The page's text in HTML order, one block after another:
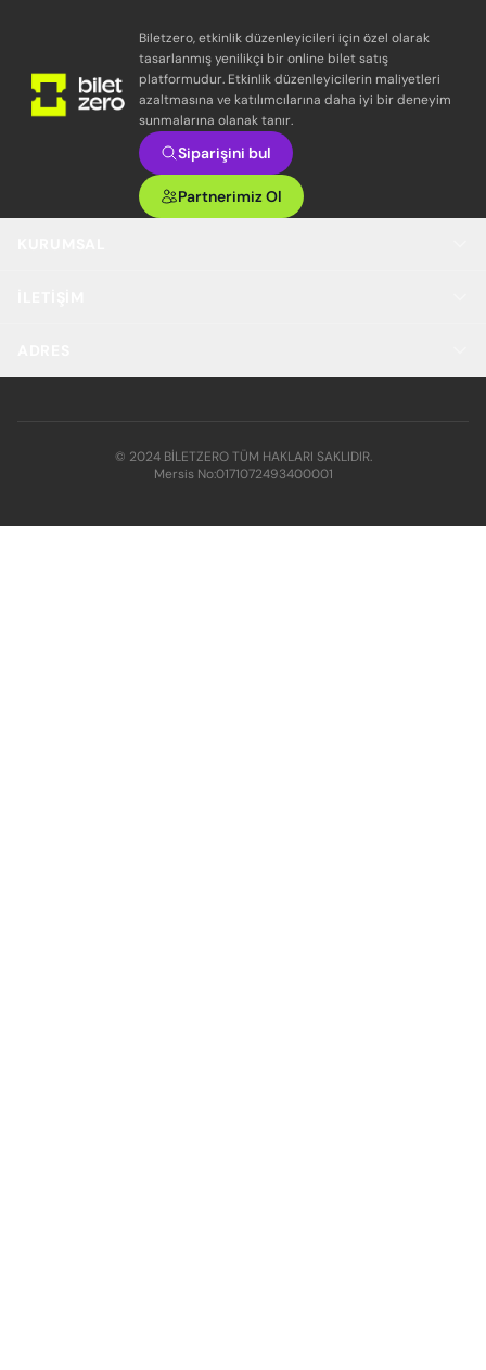
Biletzero, etkinlik düzenleyicileri için özel olarak
tasarlanmış yenilikçi bir online bilet satış
platformudur. Etkinlik düzenleyicilerin maliyetleri
azaltmasına ve katılımcılarına daha iyi bir deneyim
sunmalarına olanak tanır.
Siparişini bul
Partnerimiz Ol
© 2024 BİLETZERO TÜM HAKLARI SAKLIDIR.
Mersis No:0171072493400001